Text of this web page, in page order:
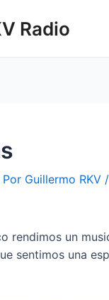
Radio
Por Guillermo RKV /
rendimos un
sentimos una